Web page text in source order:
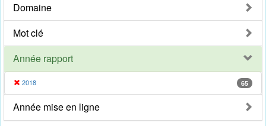
Domaine
Mot clé
Année rapport
2018 65
Année mise en ligne